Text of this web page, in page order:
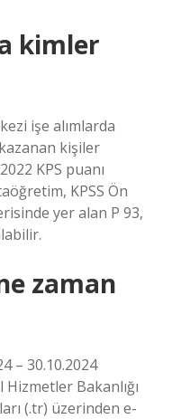
kimler
işe alımlarda
kişiler
KPS puanı
KPSS Ön
yer alan P 93,
zaman
– 30.10.2024
Bakanlığı
(.tr) üzerinden e-